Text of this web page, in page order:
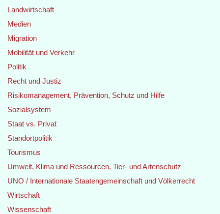
Landwirtschaft
Medien
Migration
Mobilität und Verkehr
Politik
Recht und Justiz
Risikomanagement, Prävention, Schutz und Hilfe
Sozialsystem
Staat vs. Privat
Standortpolitik
Tourismus
Umwelt, Klima und Ressourcen, Tier- und Artenschutz
UNO / Internationale Staatengemeinschaft und Völkerrecht
Wirtschaft
Wissenschaft